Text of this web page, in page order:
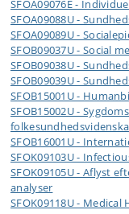
SFOA09076E -
SFOA09088U -
SFOA09089U -
SFOB09037U - Social
SFOB09038U -
SFOB09039U -
SFOB15001U -
SFOB15002U -
SFOB16001U -
SFOK09103U -
SFOK09105U - Aflyst
analyser
SFOK09118U - Medical